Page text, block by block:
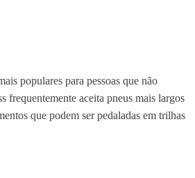
populares para pessoas que não
frequentemente aceita pneus mais largos
que podem ser pedaladas em trilhas